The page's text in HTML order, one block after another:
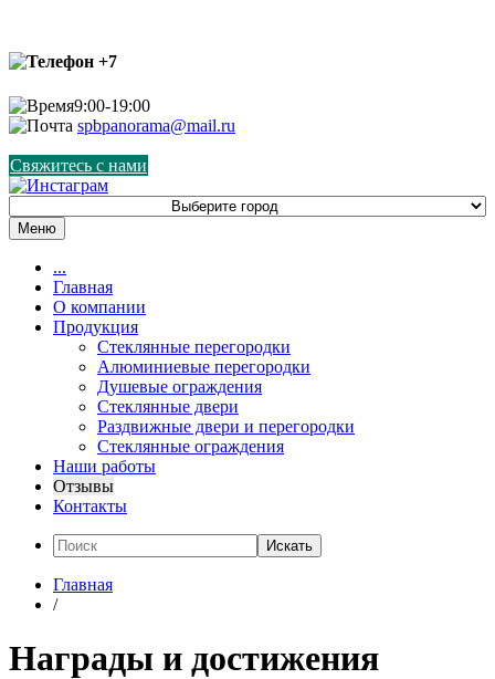
+7
9:00-19:00
spbpanorama@mail.ru
Свяжитесь с нами
Меню
...
Главная
О компании
Продукция
Стеклянные перегородки
Алюминиевые перегородки
Душевые ограждения
Стеклянные двери
Раздвижные двери и перегородки
Стеклянные ограждения
Наши работы
Отзывы
Контакты
Искать
Главная
/
Награды и достижения